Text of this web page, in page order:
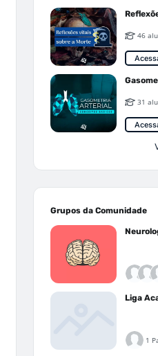
46
31
Grupos da Comunidade
1